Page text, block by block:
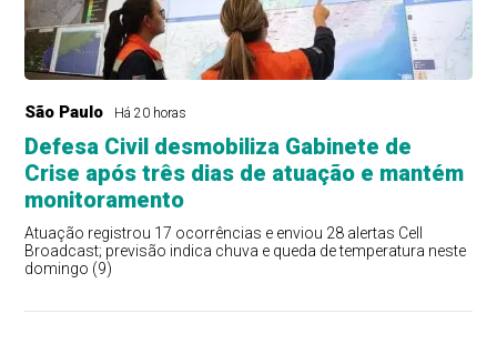
São Paulo Há 20 horas
Defesa Civil desmobiliza Gabinete de
Crise após três dias de atuação e mantém
monitoramento
Atuação registrou 17 ocorrências e enviou 28 alertas Cell
Broadcast; previsão indica chuva e queda de temperatura neste
domingo (9)